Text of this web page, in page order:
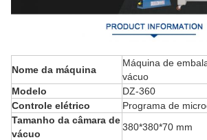
Nome da máquina
Máquina de
vácuo
Modelo
DZ-360
Controle elétrico
Programa de
Tamanho da câmara de
vácuo
380*380*70 mm